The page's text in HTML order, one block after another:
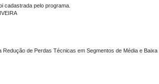
cadastrada pelo programa.
de Perdas Técnicas em Segmentos de Média e